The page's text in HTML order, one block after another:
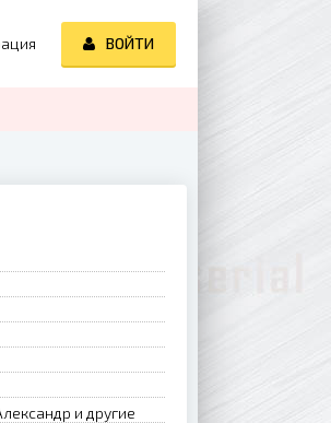
и другие
ВОЙТИ